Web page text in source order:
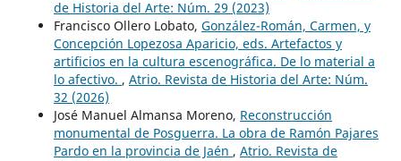
de Historia del Arte: Núm. 29 (2023)
Francisco Ollero Lobato, González-Román, Carmen, y
Concepción Lopezosa Aparicio, eds. Artefactos y
artificios en la cultura escenográfica. De lo material a
lo afectivo. , Atrio. Revista de Historia del Arte: Núm.
32 (2026)
José Manuel Almansa Moreno, Reconstrucción
monumental de Posguerra. La obra de Ramón Pajares
Pardo en la provincia de Jaén , Atrio. Revista de